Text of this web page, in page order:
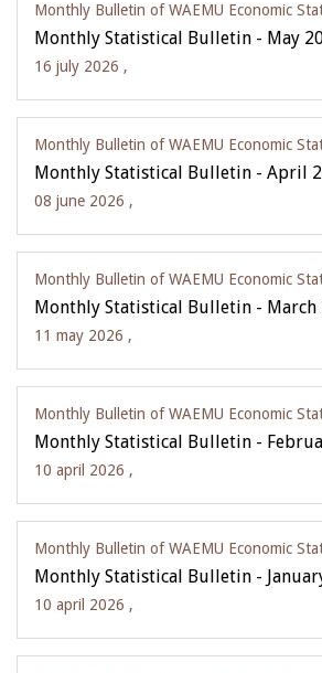
Monthly Bulletin of WAEMU Economic
Monthly Statistical Bulletin - May
16 july 2026 ,
Monthly Bulletin of WAEMU Economic
Monthly Statistical Bulletin - April
08 june 2026 ,
Monthly Bulletin of WAEMU Economic
Monthly Statistical Bulletin - March
11 may 2026 ,
Monthly Bulletin of WAEMU Economic
Monthly Statistical Bulletin -
10 april 2026 ,
Monthly Bulletin of WAEMU Economic
Monthly Statistical Bulletin -
10 april 2026 ,